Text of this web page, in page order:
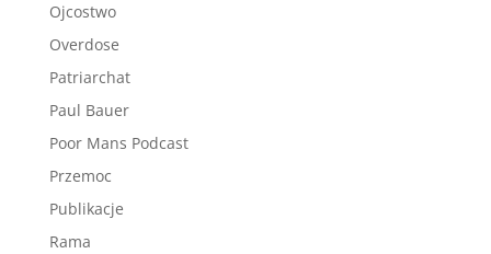
Ojcostwo
Overdose
Patriarchat
Paul Bauer
Poor Mans Podcast
Przemoc
Publikacje
Rama